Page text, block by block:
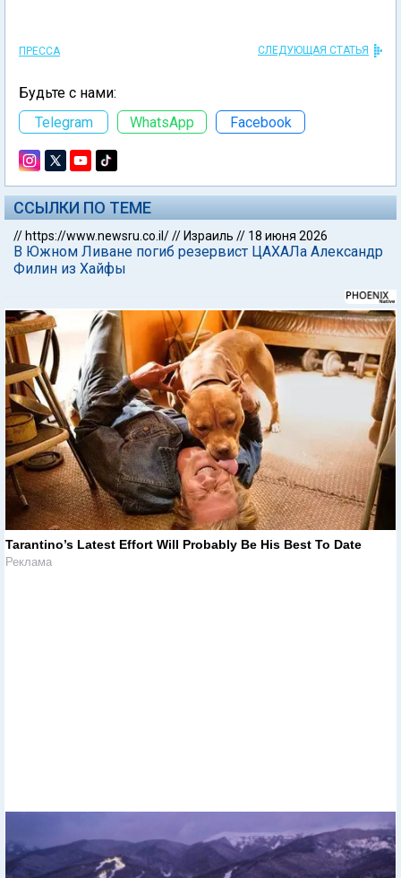
ПРЕССА СЛЕДУЮЩАЯ СТАТЬЯ
Будьте с нами:
Telegram
WhatsApp Facebook
ССЫЛКИ ПО ТЕМЕ
// https://www.newsru.co.il/// Израиль // 18 июня 2026
В Южном Ливане погиб резервист ЦАХАЛа Александр
Филин из Хайфы
Tarantino’s Latest Effort Will Probably Be His Best To Date
Реклама